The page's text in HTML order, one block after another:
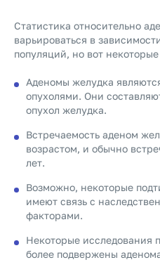
Статистика относительно
варьироваться в
популяций, но вот
Аденомы желудка
опухолями. Они
опухол желудка.
Встречаемость аденом
возрастом, и обычно
лет.
Возможно, некоторые
имеют связь с
факторами.
Некоторые исследования
более подвержены